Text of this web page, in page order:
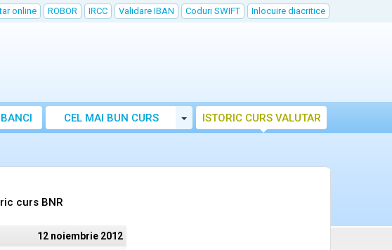
online ROBOR IRCC Validare IBAN Coduri SWIFT Inlocuire diacritice
BANCI CEL MAI BUN CURS Toggle Dropdown
ISTORIC CURS VALUTAR
curs BNR
12 noiembrie 2012